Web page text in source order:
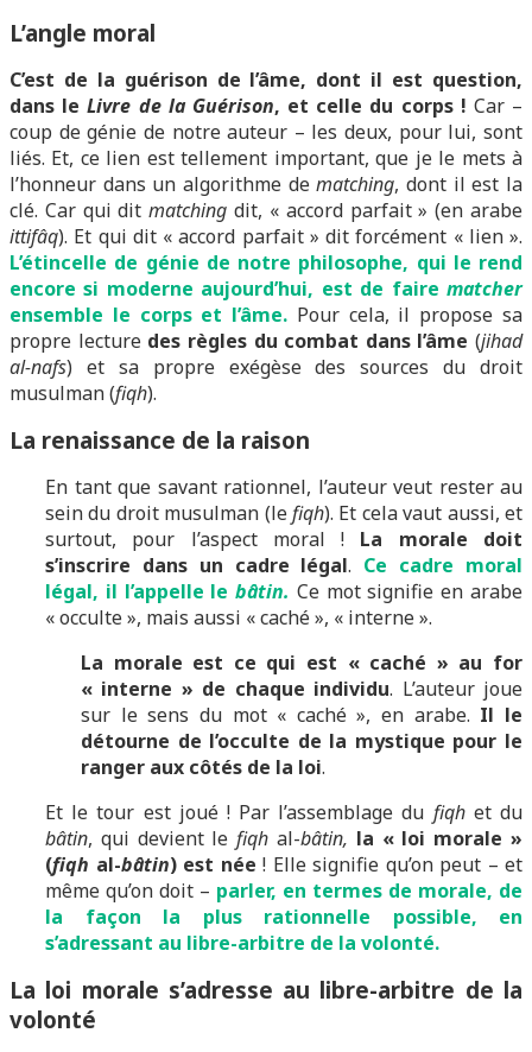
L’angle moral
C’est de la guérison de l’âme, dont il est question,
dans leLivre de la Guérison, et celle du corps ! Car –
coup de génie de notre auteur – les deux, pour lui, sont
liés. Et, ce lien est tellement important, que je le mets à
l’honneur dans un algorithme dematching, dont il est la
clé. Car qui ditmatching dit, « accord parfait » (en arabe
ittifâq). Et qui dit « accord parfait » dit forcément « lien ».
L’étincelle de génie de notre philosophe, qui le rend
encore si moderne aujourd’hui, est de faire matcher
ensemble le corps et l’âme. Pour cela, il propose sa
propre lecturedes règles du combat dans l’âme (jihad
al-nafs) et sa propre exégèse des sources du droit
musulman (fiqh).
La renaissance de la raison
En tant que savant rationnel, l’auteur veut rester au
sein du droit musulman (lefiqh). Et cela vaut aussi, et
surtout, pour l’aspect moral ! La morale doit
s’inscrire dans un cadre légal. Ce cadre moral
légal, il l’appelle lebâtin. Ce mot signifie en arabe
« occulte », mais aussi « caché », « interne ».
La morale est ce qui est « caché » au for
« interne » de chaque individu. L’auteur joue
sur le sens du mot « caché », en arabe. Il le
détourne de l’occulte de la mystique pour le
ranger aux côtés de la loi.
Et le tour est joué ! Par l’assemblage du fiqhet du
bâtin, qui devient lefiqh al-bâtin, la « loi morale »
(fiqh al-bâtin) est née ! Elle signifie qu’on peut – et
même qu’on doit – parler, en termes de morale, de
la façon la plus rationnelle possible, en
s’adressant au libre-arbitre de la volonté.
La loi morale s’adresse au libre-arbitre de la
volonté